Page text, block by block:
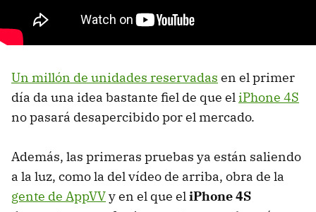
Un millón de unidades reservadas en el primer
día da una idea bastante fiel de que eliPhone 4S
no pasará desapercibido por el mercado.
Además, las primeras pruebas ya están saliendo
a la luz, como la del vídeo de arriba, obra de la
gente de AppVVy en el que eliPhone 4S